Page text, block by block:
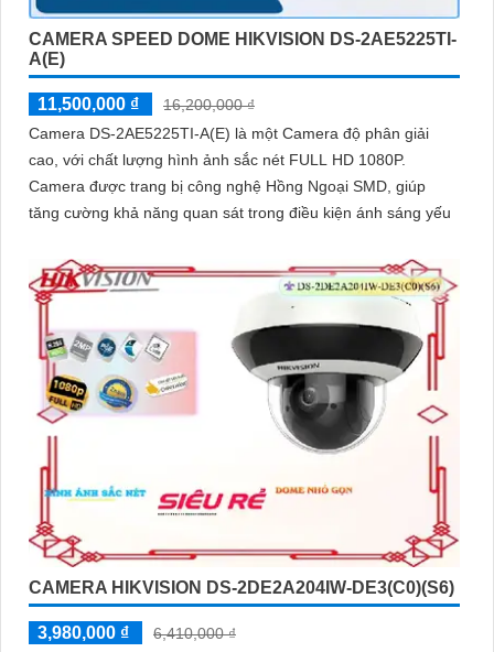
CAMERA SPEED DOME HIKVISION DS-2AE5225TI-
A(E)
11,500,000 ₫
16,200,000 ₫
Camera DS-2AE5225TI-A(E) là một Camera độ phân giải
cao, với chất lượng hình ảnh sắc nét FULL HD 1080P.
Camera được trang bị công nghệ Hồng Ngoại SMD, giúp
tăng cường khả năng quan sát trong điều kiện ánh sáng yếu
CAMERA HIKVISION DS-2DE2A204IW-DE3(C0)(S6)
3,980,000 ₫
6,410,000 ₫